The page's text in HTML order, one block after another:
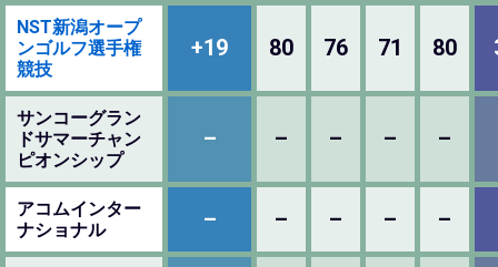
NST新潟オープ
ンゴルフ選手権
競技
+19 80 76 71 80
サンコーグラン
ドサマーチャン
ピオンシップ
– – – – –
アコムインター
ナショナル
– – – – –